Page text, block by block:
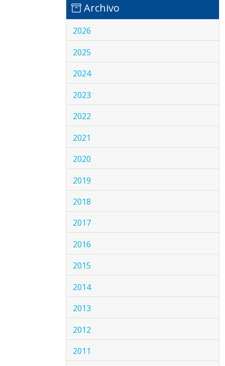
Archivo
2026
2025
2024
2023
2022
2021
2020
2019
2018
2017
2016
2015
2014
2013
2012
2011